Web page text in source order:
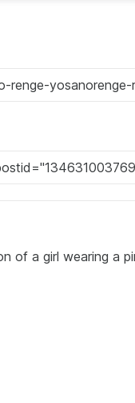
of a girl wearing a